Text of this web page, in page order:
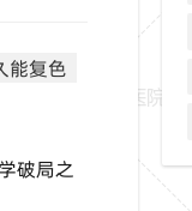
能复色
破局之